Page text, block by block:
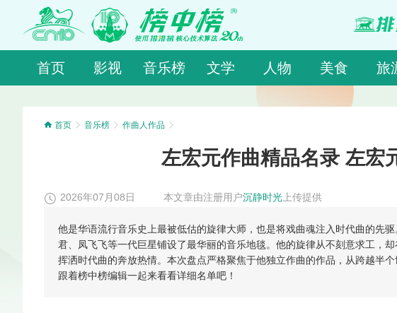
首页 影视 音乐榜 文学 人物 美食 旅
首页 音乐榜 作曲人作品
左宏元作曲精品名录 左宏
2026年07月08日 本文章由注册用户沉静时光上传提供
他是华语流行音乐史上最被低估的旋律大师，也是将戏曲魂注入时代曲的先
君、凤飞飞等一代巨星铺设了最华丽的音乐地毯。他的旋律从不刻意求工，
挥洒时代曲的奔放热情。本次盘点严格聚焦于他独立作曲的作品，从跨越半
跟着榜中榜编辑一起来看看详细名单吧！